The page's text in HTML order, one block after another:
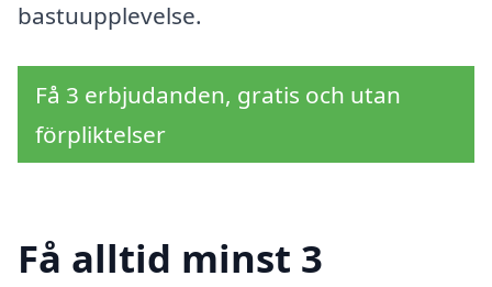
bastuupplevelse.
Få 3 erbjudanden, gratis och utan
förpliktelser
Få alltid minst 3